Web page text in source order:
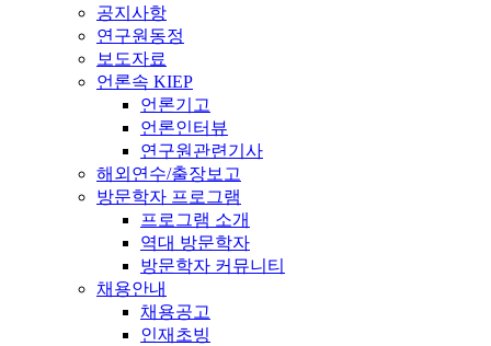
공지사항
연구원동정
보도자료
언론속 KIEP
언론기고
언론인터뷰
연구원관련기사
해외연수/출장보고
방문학자 프로그램
프로그램 소개
역대 방문학자
방문학자 커뮤니티
채용안내
채용공고
인재초빙